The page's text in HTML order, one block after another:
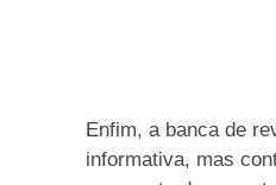
Enfim, a banca de
informativa, mas